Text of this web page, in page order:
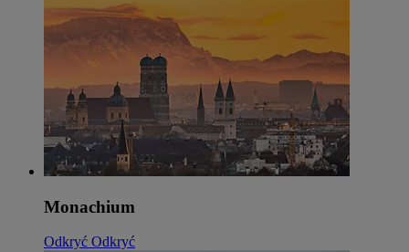
Monachium
Odkryć Odkryć